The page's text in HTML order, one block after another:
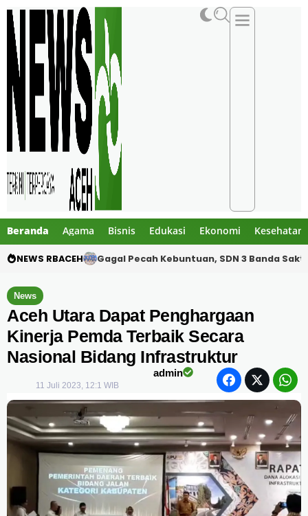
Beranda Agama Bisnis Edukasi Ekonomi Kesehatan
NEWS RBACEH SDN 3 Banda Sakti Turunkan Tim Inti
News
Aceh Utara Dapat Penghargaan
Kinerja Pemda Terbaik Secara
Nasional Bidang Infrastruktur
admin
11 Juli 2023, 12:1 WIB